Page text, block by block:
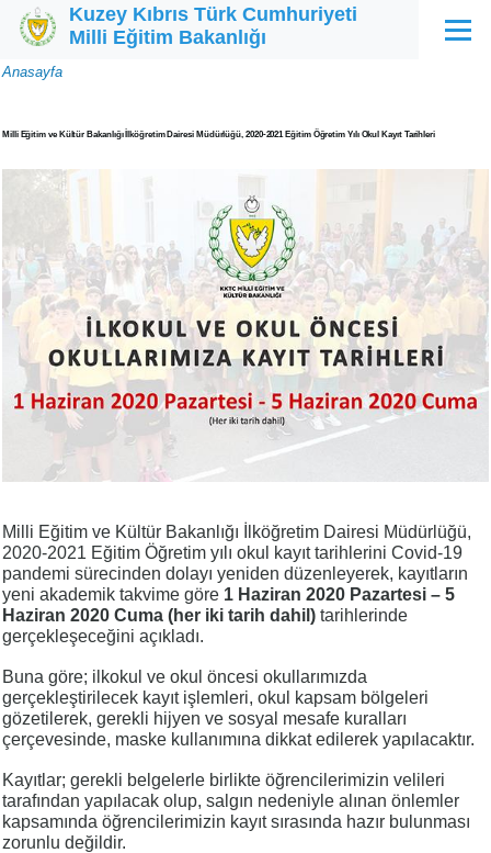
Ana içeriğe atla
Kuzey Kıbrıs Türk Cumhuriyeti
Milli Eğitim Bakanlığı
Menü
Sayfa
Anasayfa
Milli Eğitim ve Kültür Bakanlığı İlköğretim Dairesi Müdürlüğü, 2020-2021 Eğitim Öğretim Yılı Okul Kayıt Tarihleri
Milli Eğitim ve Kültür Bakanlığı İlköğretim Dairesi Müdürlüğü,
2020-2021 Eğitim Öğretim yılı okul kayıt tarihlerini Covid-19
pandemi sürecinden dolayı yeniden düzenleyerek, kayıtların
yeni akademik takvime göre 1 Haziran 2020 Pazartesi – 5
Haziran 2020 Cuma (her iki tarih dahil) tarihlerinde
gerçekleşeceğini açıkladı.
Buna göre; ilkokul ve okul öncesi okullarımızda
gerçekleştirilecek kayıt işlemleri, okul kapsam bölgeleri
gözetilerek, gerekli hijyen ve sosyal mesafe kuralları
çerçevesinde, maske kullanımına dikkat edilerek yapılacaktır.
Kayıtlar; gerekli belgelerle birlikte öğrencilerimizin velileri
tarafından yapılacak olup, salgın nedeniyle alınan önlemler
kapsamında öğrencilerimizin kayıt sırasında hazır bulunması
zorunlu değildir.